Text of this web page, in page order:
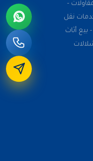
-
نقل
بيع أثاث